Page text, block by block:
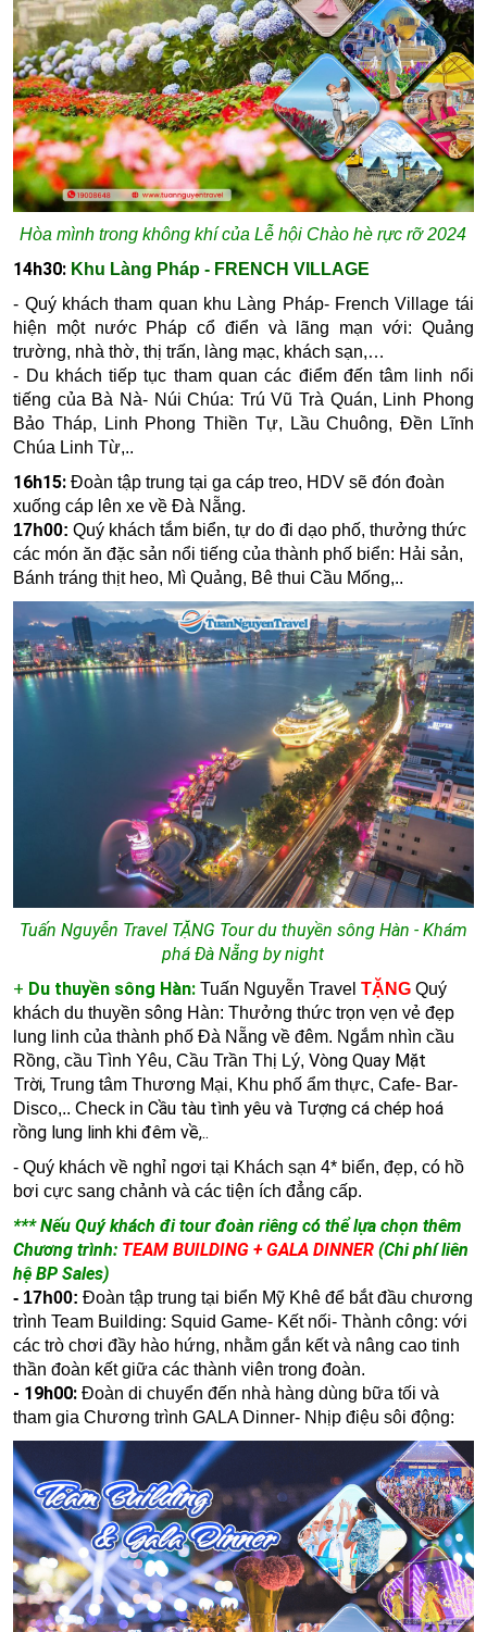
Hòa mình trong không khí của Lễ hội Chào hè rực rỡ 2024
14h30: K hu Làng Pháp - FRENCH VILLAGE
- Quý khách tham quan khu Làng Pháp- French Village tái
hiện một nước Pháp cổ điển và lãng mạn với: Quảng
trường, nhà thờ, thị trấn, làng mạc, khách sạn,…
- Du khách tiếp tục tham quan các điểm đến tâm linh nổi
tiếng của Bà Nà- Núi Chúa: Trú Vũ Trà Quán, Linh Phong
Bảo Tháp, Linh Phong Thiền Tự, Lầu Chuông, Đền Lĩnh
Chúa Linh Từ,..
16h15: Đoàn tập trung tại ga cáp treo, HDV sẽ đón đoàn
xuống cáp lên xe về Đà Nẵng.
17h00: Quý khách tắm biển, tự do đi dạo phố, thưởng thức
các món ăn đặc sản nổi tiếng của thành phố biển: Hải sản,
Bánh tráng thịt heo, Mì Quảng, Bê thui Cầu Mống,..
Tuấn Nguyễn Travel TẶNG Tour du thuyền sông Hàn - Khám
phá Đà Nẵng by night
+ Du thuyền sông Hàn:Tuấn Nguyễn TravelTẶNGQuý
khách du thuyền sông Hàn: Thưởng thức trọn vẹn vẻ đẹp
lung linh của thành phố Đà Nẵng về đêm. Ngắm nhìn cầu
Rồng, cầu Tình Yêu, Cầu Trần Thị Lý,Vòng Quay Mặt
Trời, Trung tâm Thương Mại, Khu phố ẩm thực, Cafe- Bar-
Disco,.. Check inCầu tàu tình yêu và Tượng cá chép hoá
rồng lung linh khi đêm về,..
- Quý khách về nghỉ ngơi tại Khách sạn 4* biển, đẹp, có hồ
bơi cực sang chảnh và các tiện ích đẳng cấp.
*** Nếu Quý khách đi tour đoàn riêng có thể lựa chọn thêm
Chương trình: TEAM BUILDING + GALA DINNER (Chi phí liên
hệ BP Sales)
- 17h00: Đoàn tập trung tại biển Mỹ Khê để bắt đầu chương
trình Team Building: Squid Game- Kết nối- Thành công: với
các trò chơi đầy hào hứng, nhằm gắn kết và nâng cao tinh
thần đoàn kết giữa các thành viên trong đoàn.
- 19h00: Đoàn di chuyển đến nhà hàng dùng bữa tối và
tham gia Chương trình GALA Dinner- Nhịp điệu sôi động: